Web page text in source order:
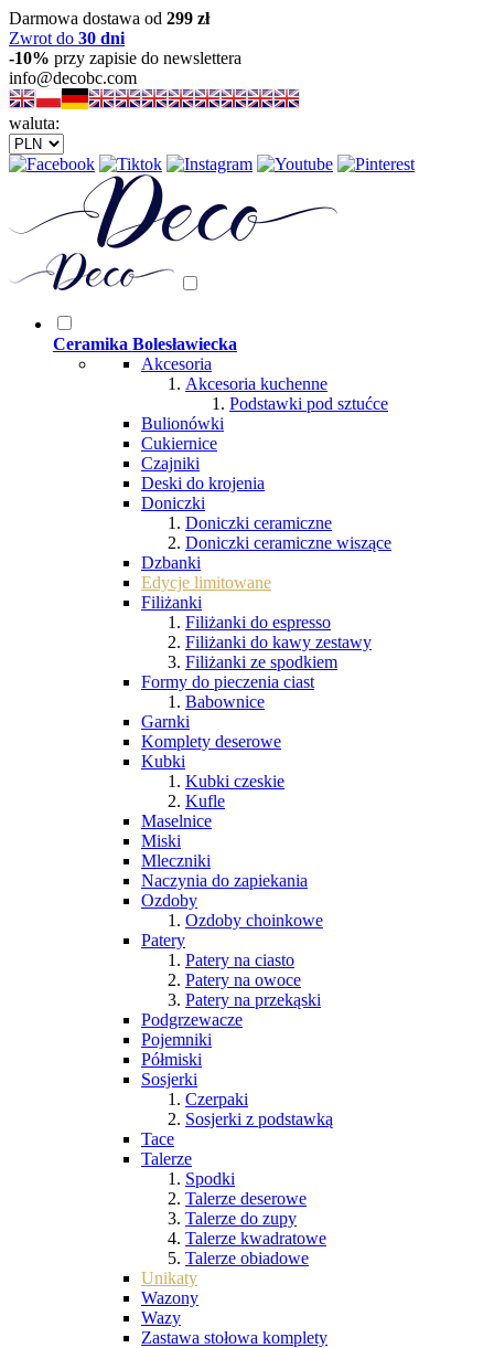
Darmowa dostawa od 299 zł
Zwrot do 30 dni
-10% przy zapisie do newslettera
info@decobc.com
waluta:
Ceramika Bolesławiecka
Akcesoria
Akcesoria kuchenne
Podstawki pod sztućce
Bulionówki
Cukiernice
Czajniki
Deski do krojenia
Doniczki
Doniczki ceramiczne
Doniczki ceramiczne wiszące
Dzbanki
Edycje limitowane
Filiżanki
Filiżanki do espresso
Filiżanki do kawy zestawy
Filiżanki ze spodkiem
Formy do pieczenia ciast
Babownice
Garnki
Komplety deserowe
Kubki
Kubki czeskie
Kufle
Maselnice
Miski
Mleczniki
Naczynia do zapiekania
Ozdoby
Ozdoby choinkowe
Patery
Patery na ciasto
Patery na owoce
Patery na przekąski
Podgrzewacze
Pojemniki
Półmiski
Sosjerki
Czerpaki
Sosjerki z podstawką
Tace
Talerze
Spodki
Talerze deserowe
Talerze do zupy
Talerze kwadratowe
Talerze obiadowe
Unikaty
Wazony
Wazy
Zastawa stołowa komplety